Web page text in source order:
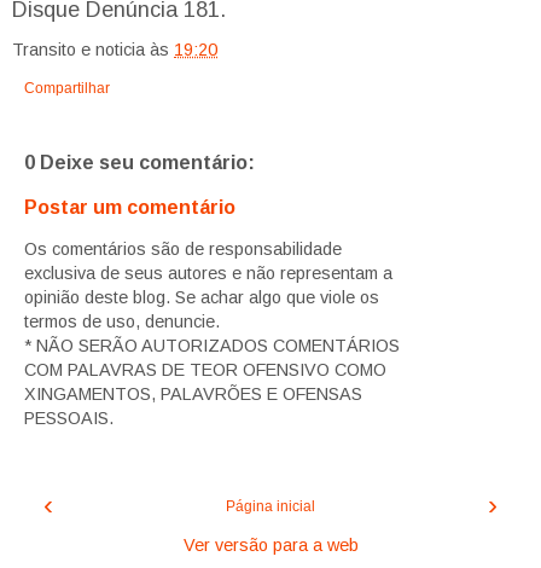
Disque Denúncia 181.
Transito e noticia às 19:20
Compartilhar
0 Deixe seu comentário:
Postar um comentário
Os comentários são de responsabilidade
exclusiva de seus autores e não representam a
opinião deste blog. Se achar algo que viole os
termos de uso, denuncie.
* NÃO SERÃO AUTORIZADOS COMENTÁRIOS
COM PALAVRAS DE TEOR OFENSIVO COMO
XINGAMENTOS, PALAVRÕES E OFENSAS
PESSOAIS.
‹ ›
Página inicial
Ver versão para a web